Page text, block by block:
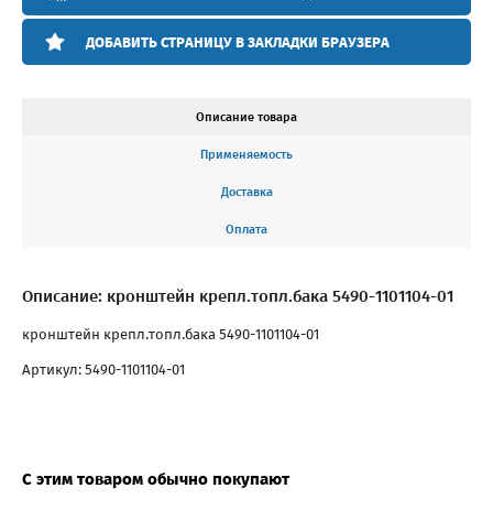
ДОБАВИТЬ СТРАНИЦУ В ЗАКЛАДКИ БРАУЗЕРА
Описание товара
Применяемость
Доставка
Оплата
Описание: кронштейн крепл.топл.бака 5490-1101104-01
кронштейн крепл.топл.бака 5490-1101104-01
Артикул: 5490-1101104-01
С этим товаром обычно покупают